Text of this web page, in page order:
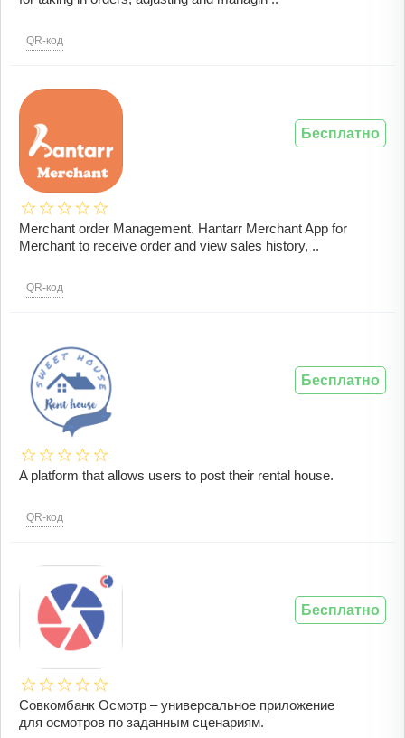
QR-код
Merchant order Management. Hantarr Merchant App for
Merchant to receive order and view sales history, ..
QR-код
Бесплатно
A platform that allows users to post their rental house.
QR-код
Бесплатно
Совкомбанк Осмотр – универсальное приложение
для осмотров по заданным сценариям.
Бесплатно